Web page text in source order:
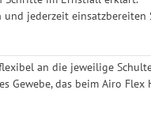
jederzeit einsatzbereiten
an die jeweilige
Gewebe, das beim Airo